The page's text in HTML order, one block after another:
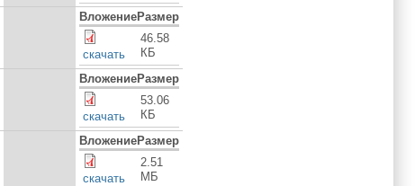
ВложениеРазмер
скачать
46.58
КБ
ВложениеРазмер
скачать
53.06
КБ
ВложениеРазмер
скачать
2.51
МБ